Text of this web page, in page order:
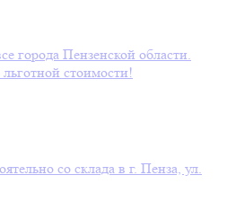
города Пензенской области.
стоимости!
со склада в г. Пенза, ул.